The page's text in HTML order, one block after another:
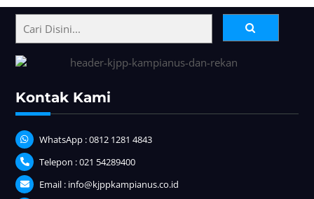
Back
To
Top
Kontak Kami
WhatsApp : 0812 1281 4843
Telepon : 021 54289400
Email : info@kjppkampianus.co.id